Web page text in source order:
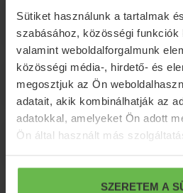
Sütiket használunk a tartalmak
szabásához, közösségi funkciók
valamint weboldalforgalmunk
közösségi média-, hirdető- és
megosztjuk az Ön
adatait, akik kombinálhatják az
adatokkal, amelyeket Ön adott
Ön által használt más
SZERETEM A
Fakultatívne
Ďalšie informácie
Storno podmienky